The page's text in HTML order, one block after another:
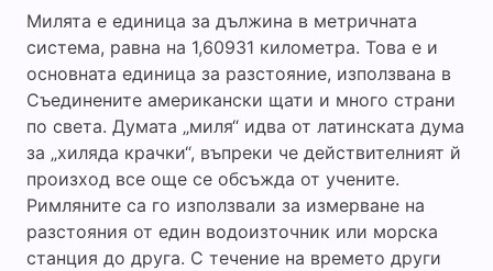
Милята е единица за дължина в метричната
система, равна на 1,60931 километра. Това е и
основната единица за разстояние, използвана в
Съединените американски щати и много страни
по света. Думата „миля“ идва от латинската дума
за „хиляда крачки“, въпреки че действителният й
произход все още се обсъжда от учените.
Римляните са го използвали за измерване на
разстояния от един водоизточник или морска
станция до друга. С течение на времето други